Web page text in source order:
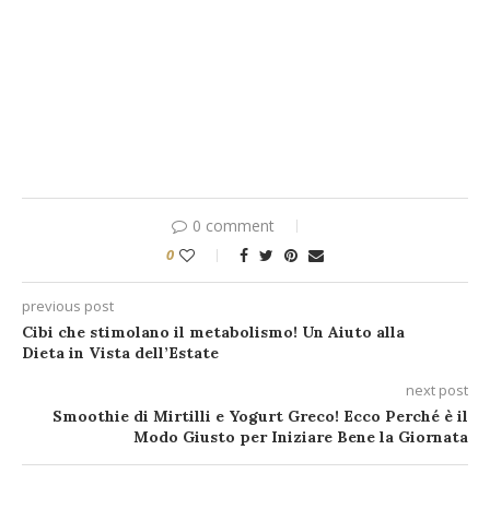
0 comment
0
previous post
Cibi che stimolano il metabolismo! Un Aiuto alla
Dieta in Vista dell’Estate
next post
Smoothie di Mirtilli e Yogurt Greco! Ecco Perché è il
Modo Giusto per Iniziare Bene la Giornata